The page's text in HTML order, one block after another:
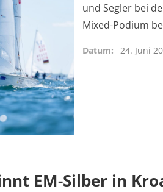
und Segler bei
Mixed-Podium
Datum 24. Juni
EM-Silber in